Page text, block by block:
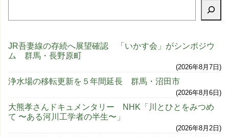
JR吾妻線の存続へ展望確認 「いかす会」がシンポジウ
ム 群馬・長野原町
2026年8月7日
浄水場の移転更新を５年間延長 群馬・沼田市
2026年8月6日
大熊孝さんドキュメンタリー NHK「川とひとをみつめ
て 〜ある河川工学者の半生〜」
2026年8月2日